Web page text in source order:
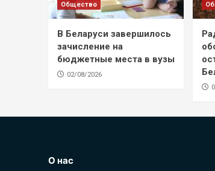
Общество
В Беларуси завершилось
зачисление на
бюджетные места в вузы
02/08/2026
О нас